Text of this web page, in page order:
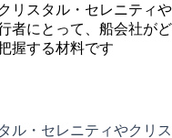
リスタル・セレニティや
者にとって、船会社がど
握する材料です
ル・セレニティやクリス